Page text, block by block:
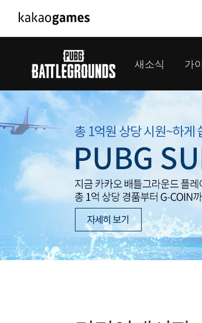
PC/모바일게임
도깨비의세계
오딘: 발할라 라이징
아키에이지 워
아레스 : 라이즈 오브 가디언즈
새소식
공지사항
GM소식
이벤트
업데이트
대회소식
가
게임